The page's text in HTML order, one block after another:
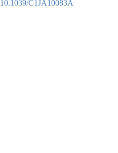
10.1039/C1JA10083A